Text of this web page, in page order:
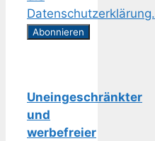
Datenschutzerklärung.
Uneingeschränkter
und
werbefreier